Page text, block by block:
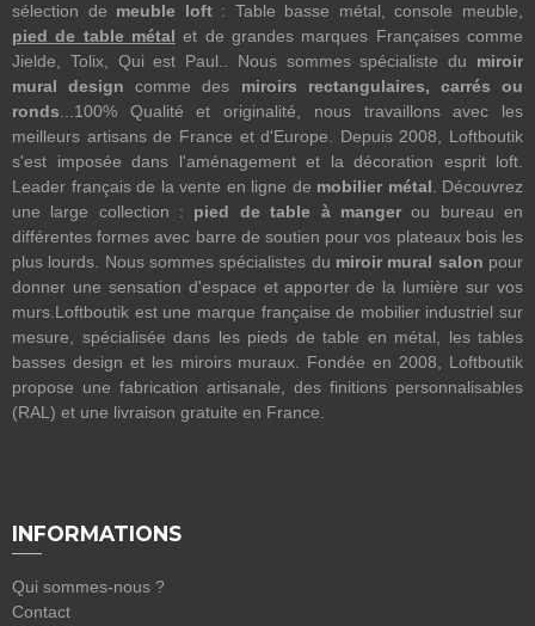
sélection de meuble loft: Table basse métal, console meuble,
pied de table métal et de grandes marques Françaises comme
Jielde, Tolix, Qui est Paul.. Nous sommes spécialiste du miroir
mural design comme des miroirs rectangulaires, carrés ou
ronds ...100% Qualité et originalité, nous travaillons avec les
meilleurs artisans de France et d'Europe. Depuis 2008, Loftboutik
s'est imposée dans l'aménagement et la décoration esprit loft.
Leader français de la vente en ligne de mobilier métal . Découvrez
une large collection : pied de table à mangerou bureau en
différentes formes avec barre de soutien pour vos plateaux bois les
plus lourds. Nous sommes spécialistes du miroir mural salon pour
donner une sensation d'espace et apporter de la lumière sur vos
murs.Loftboutik est une marque française de mobilier industriel sur
mesure, spécialisée dans les pieds de table en métal, les tables
basses design et les miroirs muraux. Fondée en 2008, Loftboutik
propose une fabrication artisanale, des finitions personnalisables
(RAL) et une livraison gratuite en France.
INFORMATIONS
Qui sommes-nous ?
Contact